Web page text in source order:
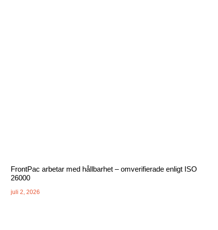
FrontPac arbetar med hållbarhet – omverifierade enligt ISO
26000
juli 2, 2026